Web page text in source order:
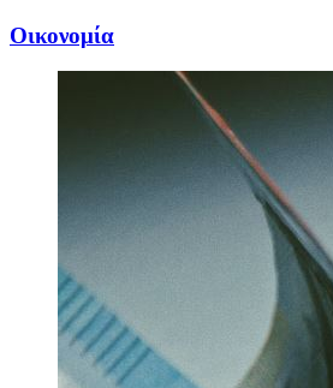
Oικονομία